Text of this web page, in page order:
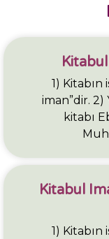
1) Kitabın
iman”dir. 2)
kitabı
Kitabul
1) Kitabın